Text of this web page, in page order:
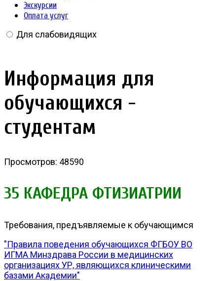
Экскурсии
Оплата услуг
Для слабовидящих
Информация для
обучающихся -
студентам
Просмотров: 48590
35 КАФЕДРА ФТИЗИАТРИИ
Требования, предъявляемые к обучающимся
"Правила поведения обучающихся ФГБОУ ВО
ИГМА Минздрава России в медицинских
организациях УР, являющихся клиническими
базами Академии"